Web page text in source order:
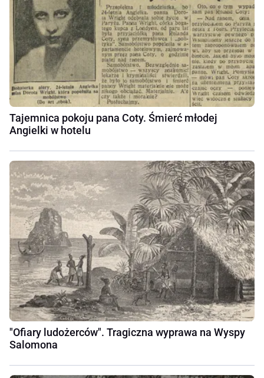
Tajemnica pokoju pana Coty. Śmierć młodej
Angielki w hotelu
"Ofiary ludożerców". Tragiczna wyprawa na Wyspy
Salomona